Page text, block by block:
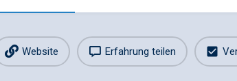
Website Erfahrung teilen